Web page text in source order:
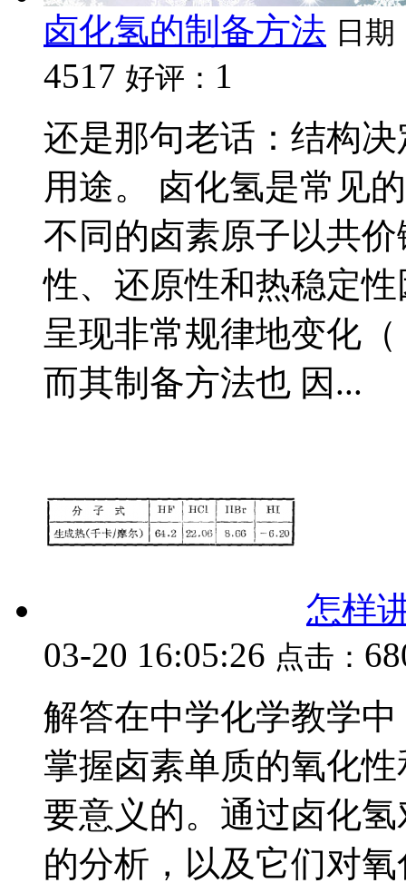
卤化氢的制备方法 日期
4517 好评： 1
还是那句老话：结构
用途。 卤化氢是常见
不同的卤素原子以共
性、还原性和热稳定
呈现非常规律地变化
而其制备方法也 因...
怎样
03-20 16:05:26 点击：
解答在中学化学教学
掌握卤素单质的氧化
要意义的。通过卤化
的分析，以及它们对